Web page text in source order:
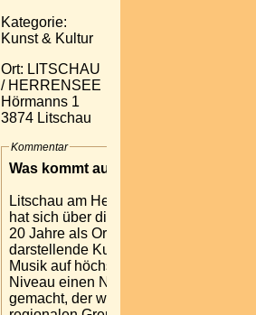
Kategorie:
Kunst & Kultur
Ort: LITSCHAU
/ HERRENSEE
Hörmanns 1
3874 Litschau
Kommentar
Was kommt auf Sie zu ?
Litschau am Herrensee
hat sich über die letzten
20 Jahre als Ort für
darstellende Kunst und
Musik auf höchstem
Niveau einen Namen
gemacht, der weit über die